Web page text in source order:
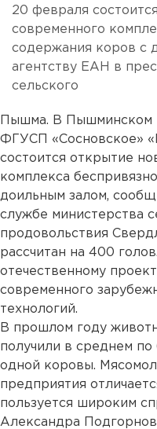
20 февраля
современного
содержания коров с
агентству ЕАН в
сельского
Пышма. В Пышминском
ФГУСП «Сосновское»
состоится открытие
комплекса
доильным залом,
службе министерства
продовольствия
рассчитан на 400
отечественному
современного
технологий.
В прошлом году
получили в среднем
одной коровы.
предприятия
пользуется широким
Александра